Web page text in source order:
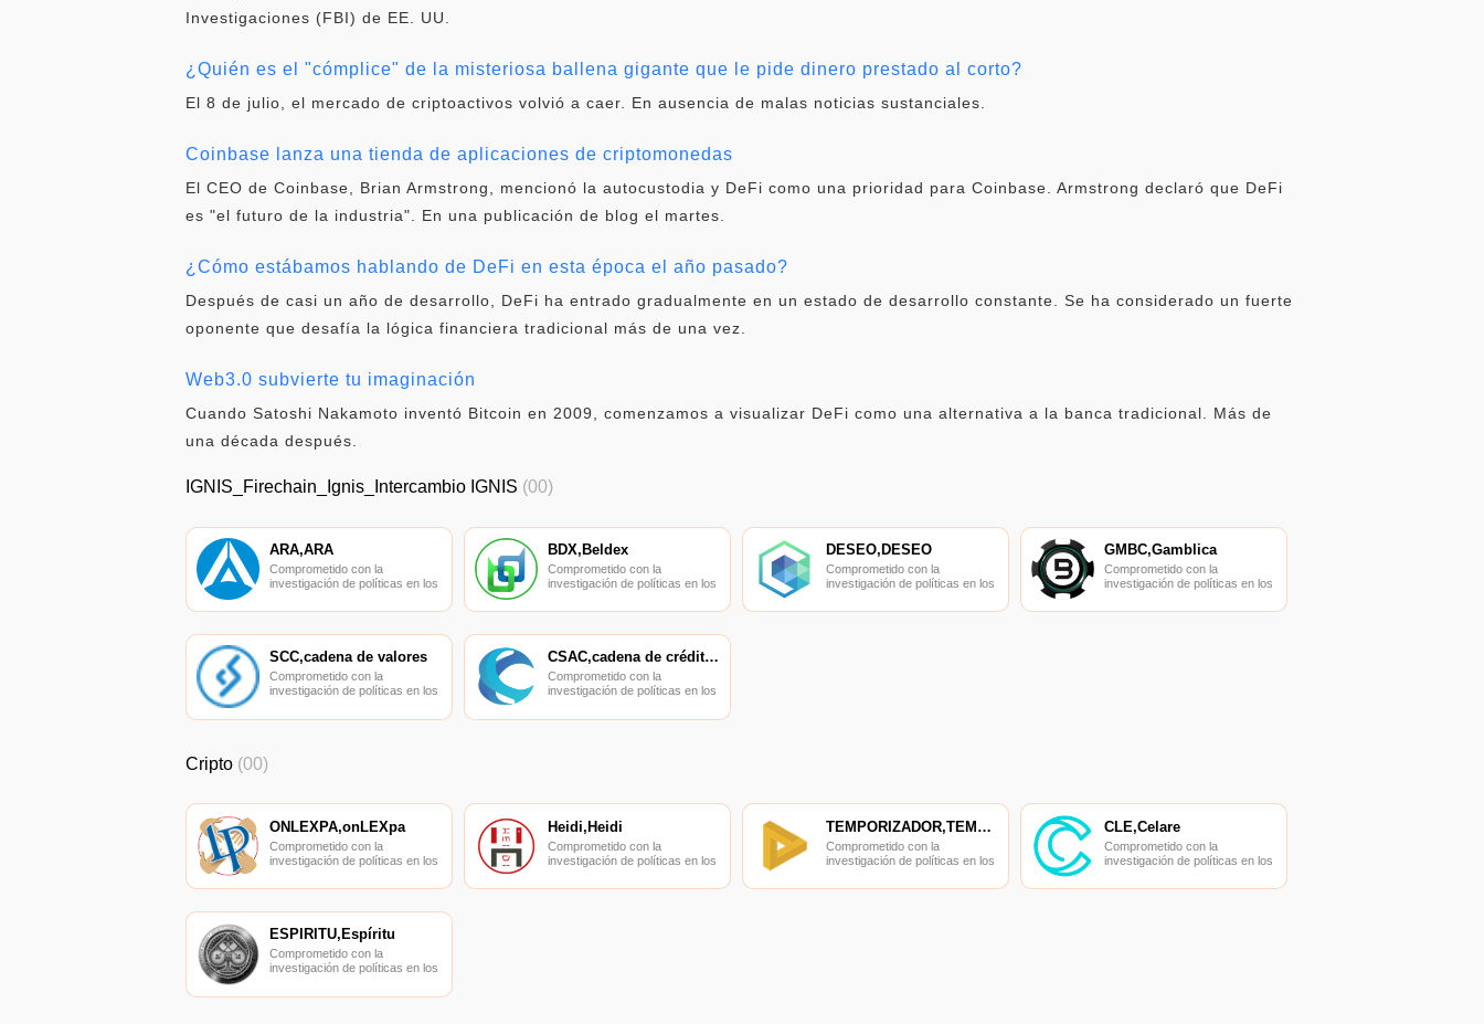
Investigaciones (FBI) de EE. UU.
¿Quién es el "cómplice" de la misteriosa ballena gigante que le pide dinero prestado al corto?
El 8 de julio, el mercado de criptoactivos volvió a caer. En ausencia de malas noticias sustanciales.
Coinbase lanza una tienda de aplicaciones de criptomonedas
El CEO de Coinbase, Brian Armstrong, mencionó la autocustodia y DeFi como una prioridad para Coinbase. Armstrong declaró que DeFi
es "el futuro de la industria". En una publicación de blog el martes.
¿Cómo estábamos hablando de DeFi en esta época el año pasado?
Después de casi un año de desarrollo, DeFi ha entrado gradualmente en un estado de desarrollo constante. Se ha considerado un fuerte
oponente que desafía la lógica financiera tradicional más de una vez.
Web3.0 subvierte tu imaginación
Cuando Satoshi Nakamoto inventó Bitcoin en 2009, comenzamos a visualizar DeFi como una alternativa a la banca tradicional. Más de
una década después.
IGNIS_Firechain_Ignis_Intercambio IGNIS (00)
ARA,ARA
Comprometido con la
investigación de políticas en los
finanzas, las finanzas
BDX,Beldex
Comprometido con la
investigación de políticas en los
finanzas, las finanzas
DESEO,DESEO
Comprometido con la
investigación de políticas en los
finanzas, las finanzas
GMBC,Gamblica
Comprometido con la
investigación de políticas en los
finanzas, las finanzas
SCC,cadena de valores
Comprometido con la
investigación de políticas en los
finanzas, las finanzas
CSAC,cadena de crédito,CSAC
Comprometido con la
investigación de políticas en los
finanzas, las finanzas
Cripto (00)
ONLEXPA,onLEXpa
Comprometido con la
investigación de políticas en los
finanzas, las finanzas
Heidi,Heidi
Comprometido con la
investigación de políticas en los
finanzas, las finanzas
TEMPORIZADOR,TEMPORIZADOR
Comprometido con la
investigación de políticas en los
finanzas, las finanzas
CLE,Celare
Comprometido con la
investigación de políticas en los
finanzas, las finanzas
ESPÍRITU,Espíritu
Comprometido con la
investigación de políticas en los
finanzas, las finanzas